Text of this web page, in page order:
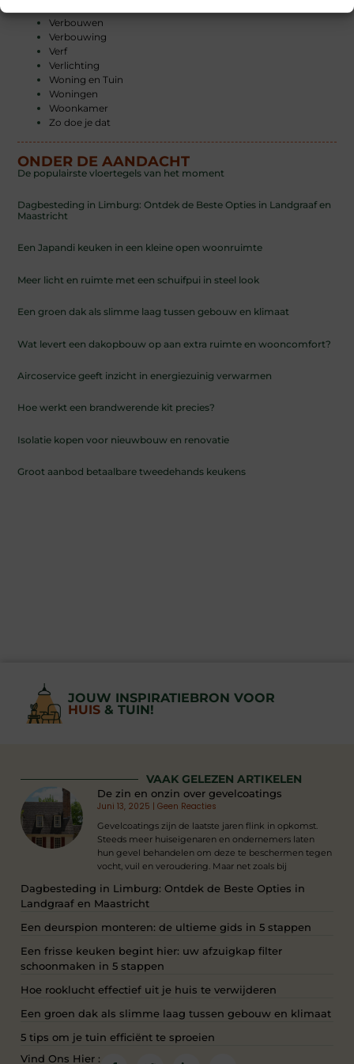
Verbouwen
Verbouwing
Verf
Verlichting
Woning en Tuin
Woningen
Woonkamer
Zo doe je dat
ONDER DE AANDACHT
De populairste vloertegels van het moment
Dagbesteding in Limburg: Ontdek de Beste Opties in Landgraaf en
Maastricht
Een Japandi keuken in een kleine open woonruimte
Meer licht en ruimte met een schuifpui in steel look
Een groen dak als slimme laag tussen gebouw en klimaat
Wat levert een dakopbouw op aan extra ruimte en wooncomfort?
Aircoservice geeft inzicht in energiezuinig verwarmen
Hoe werkt een brandwerende kit precies?
Isolatie kopen voor nieuwbouw en renovatie
Groot aanbod betaalbare tweedehands keukens
JOUW INSPIRATIEBRON VOOR
HUIS & TUIN!
VAAK GELEZEN ARTIKELEN
De zin en onzin over gevelcoatings
Juni 13, 2025
Geen Reacties
Gevelcoatings zijn de laatste jaren flink in opkomst.
Steeds meer huiseigenaren en ondernemers laten
hun gevel behandelen om deze te beschermen tegen
vocht, vuil en veroudering. Maar net zoals bij
Dagbesteding in Limburg: Ontdek de Beste Opties in
Landgraaf en Maastricht
Een deurspion monteren: de ultieme gids in 5 stappen
Een frisse keuken begint hier: uw afzuigkap filter
schoonmaken in 5 stappen
Hoe rooklucht effectief uit je huis te verwijderen
Een groen dak als slimme laag tussen gebouw en klimaat
5 tips om je tuin efficiënt te sproeien
Vind Ons Hier :